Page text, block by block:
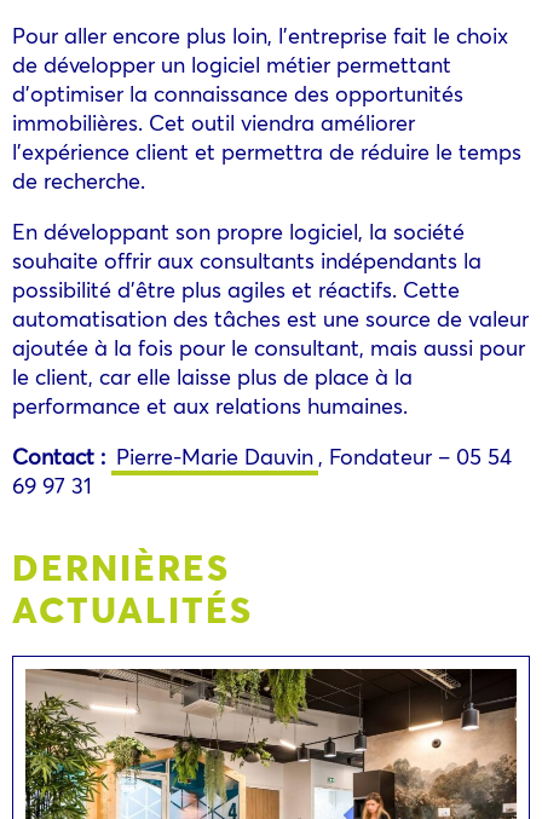
Pour aller encore plus loin, l’entreprise fait le choix
de développer un logiciel métier permettant
d’optimiser la connaissance des opportunités
immobilières. Cet outil viendra améliorer
l’expérience client et permettra de réduire le temps
de recherche.
En développant son propre logiciel, la société
souhaite offrir aux consultants indépendants la
possibilité d’être plus agiles et réactifs. Cette
automatisation des tâches est une source de valeur
ajoutée à la fois pour le consultant, mais aussi pour
le client, car elle laisse plus de place à la
performance et aux relations humaines.
Contact : Pierre-Marie Dauvin , Fondateur – 05 54
69 97 31
DERNIÈRES
ACTUALITÉS